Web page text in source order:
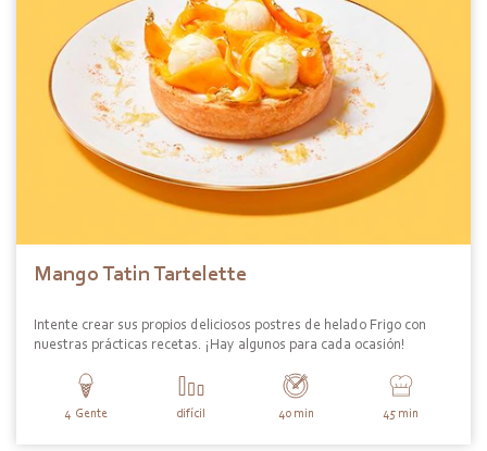
Mango Tatin Tartelette
Intente crear sus propios deliciosos postres de helado Frigo con
nuestras prácticas recetas. ¡Hay algunos para cada ocasión!
Servings
4 Gente Difficulty
difícil PreparationTime
40 min CookingTime
45 min